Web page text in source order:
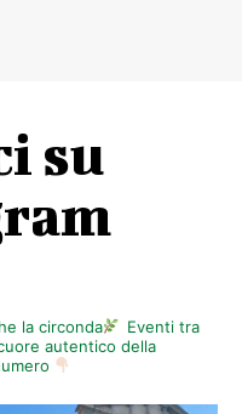
su
la circonda
Eventi tra
autentico della